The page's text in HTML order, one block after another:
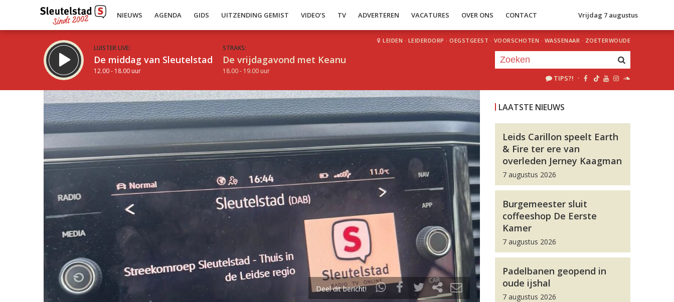
NIEUWS AGENDA GIDS UITZENDING GEMIST VIDEO’S TV ADVERTEREN VACATURES OVER ONS CONTACT Vrijdag 7 augustus
LUISTER LIVE:
De middag van Sleutelstad
12.00 - 18.00 uur
STRAKS:
De vrijdagavond met Keanu
18.00 - 19.00 uur
LEIDEN · LEIDERDORP · OEGSTGEEST · VOORSCHOTEN · WASSENAAR · ZOETERWOUDE
TIPS?! ·
Deel dit bericht!
LAATSTE NIEUWS
Leids Carillon speelt Earth
& Fire ter ere van
overleden Jerney Kaagman
7 augustus 2026
Burgemeester sluit
coffeeshop De Eerste
Kamer
7 augustus 2026
Padelbanen geopend in
oude ijshal
7 augustus 2026